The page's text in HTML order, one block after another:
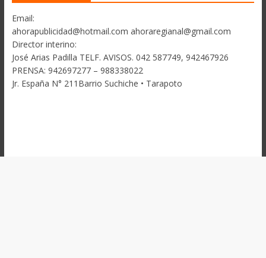
Email:
ahorapublicidad@hotmail.com ahoraregianal@gmail.com
Director interino:
José Arias Padilla TELF. AVISOS. 042 587749, 942467926
PRENSA: 942697277 – 988338022
Jr. España N° 211Barrio Suchiche • Tarapoto